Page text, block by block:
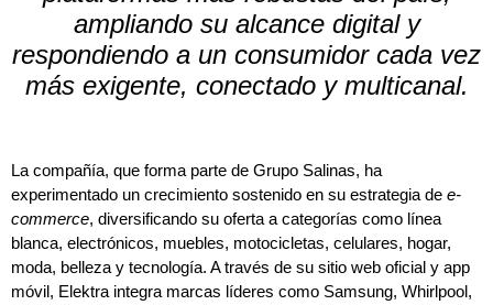
ampliando su alcance digital y
respondiendo a un consumidor cada vez
más exigente, conectado y multicanal.
La compañía, que forma parte de Grupo Salinas, ha
experimentado un crecimiento sostenido en su estrategia de e-
commerce, diversificando su oferta a categorías como línea
blanca, electrónicos, muebles, motocicletas, celulares, hogar,
moda, belleza y tecnología. A través de su sitio web oficial y app
móvil, Elektra integra marcas líderes como Samsung, Whirlpool,